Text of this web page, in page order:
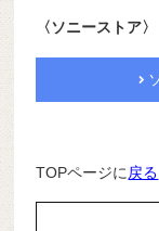
〈ソニーストア〉
TOPページに 戻る